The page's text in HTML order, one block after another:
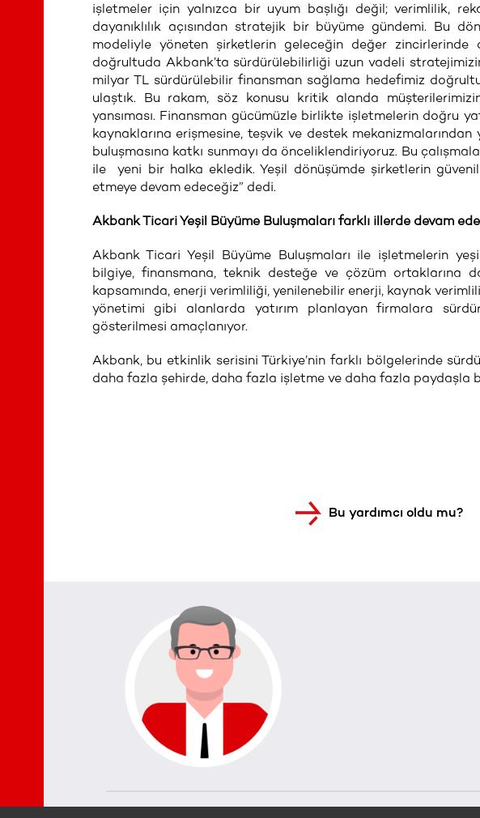
işletmeler için yalnızca bir uyum başlığı değil; verimlilik,
dayanıklılık açısından stratejik bir büyüme gündemi. Bu
modeliyle yöneten şirketlerin geleceğin değer zincirlerinde
doğrultuda Akbank’ta sürdürülebilirliği uzun vadeli
milyar TL sürdürülebilir finansman sağlama hedefimiz
ulaştık. Bu rakam, söz konusu kritik alanda
yansıması. Finansman gücümüzle birlikte işletmelerin doğru
kaynaklarına erişmesine, teşvik ve destek
buluşmasına katkı sunmayı da önceliklendiriyoruz. Bu
ile yeni bir halka ekledik. Yeşil dönüşümde şirketlerin
etmeye devam edeceğiz” dedi.
Akbank Ticari Yeşil Büyüme Buluşmaları farklı illerde devam
Akbank Ticari Yeşil Büyüme Buluşmaları ile işletmelerin
bilgiye, finansmana, teknik desteğe ve çözüm ortaklarına
kapsamında, enerji verimliliği, yenilenebilir enerji, kaynak
yönetimi gibi alanlarda yatırım planlayan firmalara
gösterilmesi amaçlanıyor.
Akbank, bu etkinlik serisini Türkiye’nin farklı bölgelerinde
daha fazla şehirde, daha fazla işletme ve daha fazla paydaşla
Bu yardımcı oldu mu?